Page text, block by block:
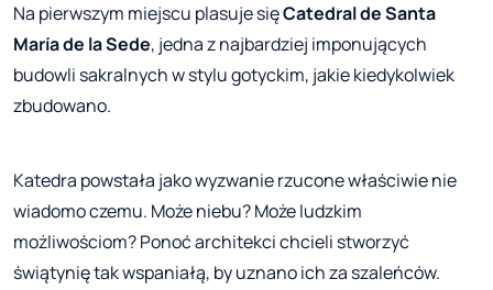
Na pierwszym miejscu plasuje sięCatedral de Santa
María de la Sede, jedna z najbardziej imponujących
budowli sakralnych w stylu gotyckim, jakie kiedykolwiek
zbudowano.
Katedra powstała jako wyzwanie rzucone właściwie nie
wiadomo czemu. Może niebu? Może ludzkim
możliwościom? Ponoć architekci chcieli stworzyć
świątynię tak wspaniałą, by uznano ich za szaleńców.